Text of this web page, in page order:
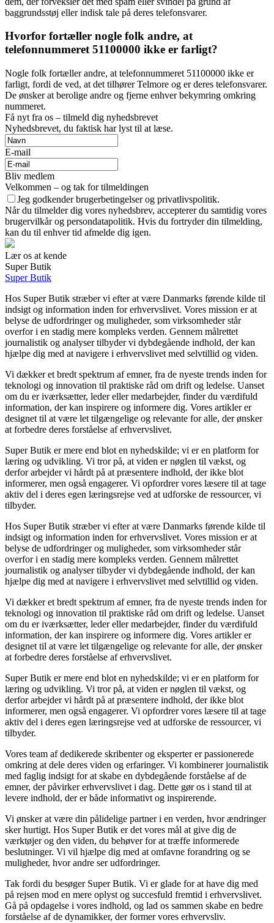
baggrundsstøj eller indisk tale på deres telefonsvarer.
Hvorfor fortæller nogle folk andre, at
telefonnummeret 51100000 ikke er farligt?
Nogle folk fortæller andre, at telefonnummeret 51100000 ikke er
farligt, fordi de ved, at det tilhører Telmore og er deres telefonsvarer.
De ønsker at berolige andre og fjerne enhver bekymring omkring
nummeret.
Få nyt fra os – tilmeld dig nyhedsbrevet
Nyhedsbrevet, du faktisk har lyst til at læse.
E-mail
Bliv medlem
Velkommen – og tak for tilmeldingen
Jeg godkender brugerbetingelser og privatlivspolitik.
Når du tilmelder dig vores nyhedsbrev, accepterer du samtidig vores
brugervilkår og persondatapolitik. Hvis du fortryder din tilmelding,
kan du til enhver tid afmelde dig igen.
Lær os at kende
Super Butik
Super Butik
Hos Super Butik stræber vi efter at være Danmarks førende kilde til
indsigt og information inden for erhvervslivet. Vores mission er at
belyse de udfordringer og muligheder, som virksomheder står
overfor i en stadig mere kompleks verden. Gennem målrettet
journalistik og analyser tilbyder vi dybdegående indhold, der kan
hjælpe dig med at navigere i erhvervslivet med selvtillid og viden.
Vi dækker et bredt spektrum af emner, fra de nyeste trends inden for
teknologi og innovation til praktiske råd om drift og ledelse. Uanset
om du er iværksætter, leder eller medarbejder, finder du værdifuld
information, der kan inspirere og informere dig. Vores artikler er
designet til at være let tilgængelige og relevante for alle, der ønsker
at forbedre deres forståelse af erhvervslivet.
Super Butik er mere end blot en nyhedskilde; vi er en platform for
læring og udvikling. Vi tror på, at viden er nøglen til vækst, og
derfor arbejder vi hårdt på at præsentere indhold, der ikke blot
informerer, men også engagerer. Vi opfordrer vores læsere til at tage
aktiv del i deres egen læringsrejse ved at udforske de ressourcer, vi
tilbyder.
Hos Super Butik stræber vi efter at være Danmarks førende kilde til
indsigt og information inden for erhvervslivet. Vores mission er at
belyse de udfordringer og muligheder, som virksomheder står
overfor i en stadig mere kompleks verden. Gennem målrettet
journalistik og analyser tilbyder vi dybdegående indhold, der kan
hjælpe dig med at navigere i erhvervslivet med selvtillid og viden.
Vi dækker et bredt spektrum af emner, fra de nyeste trends inden for
teknologi og innovation til praktiske råd om drift og ledelse. Uanset
om du er iværksætter, leder eller medarbejder, finder du værdifuld
information, der kan inspirere og informere dig. Vores artikler er
designet til at være let tilgængelige og relevante for alle, der ønsker
at forbedre deres forståelse af erhvervslivet.
Super Butik er mere end blot en nyhedskilde; vi er en platform for
læring og udvikling. Vi tror på, at viden er nøglen til vækst, og
derfor arbejder vi hårdt på at præsentere indhold, der ikke blot
informerer, men også engagerer. Vi opfordrer vores læsere til at tage
aktiv del i deres egen læringsrejse ved at udforske de ressourcer, vi
tilbyder.
Vores team af dedikerede skribenter og eksperter er passionerede
omkring at dele deres viden og erfaringer. Vi kombinerer journalistik
med faglig indsigt for at skabe en dybdegående forståelse af de
emner, der påvirker erhvervslivet i dag. Dette gør os i stand til at
levere indhold, der er både informativt og inspirerende.
Vi ønsker at være din pålidelige partner i en verden, hvor ændringer
sker hurtigt. Hos Super Butik er det vores mål at give dig de
værktøjer og den viden, du behøver for at træffe informerede
beslutninger. Vi vil hjælpe dig med at omfavne forandring og se
muligheder, hvor andre ser udfordringer.
Tak fordi du besøger Super Butik. Vi er glade for at have dig med
på rejsen mod en mere oplyst og succesfuld fremtid i erhvervslivet.
Gå på opdagelse i vores indhold, og lad os sammen skabe en bedre
forståelse af de dynamikker, der former vores erhvervsliv.